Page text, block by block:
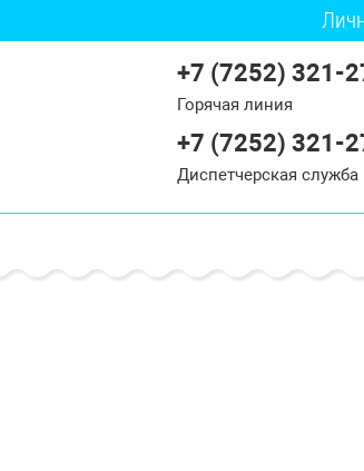
+7 (7252) 321-
Горячая линия
+7 (7252) 321-
Диспетчерская служба